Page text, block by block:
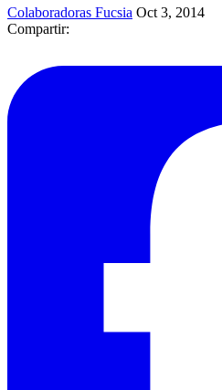
Colaboradoras Fucsia Oct 3, 2014
Compartir: